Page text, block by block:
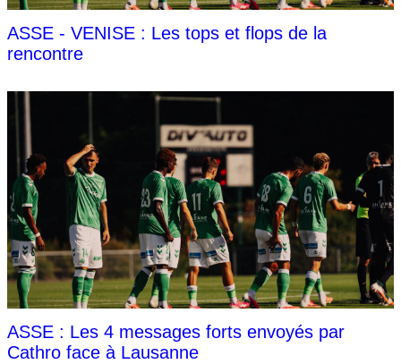
ASSE - VENISE : Les tops et flops de la
rencontre
ASSE : Les 4 messages forts envoyés par
Cathro face à Lausanne